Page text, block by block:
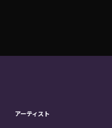
アーティスト